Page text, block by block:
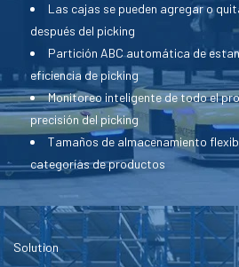
Las cajas se pueden agregar o
después del picking
Partición ABC automática de
eficiencia de picking
Monitoreo inteligente de todo el
precisión del picking
Tamaños de almacenamiento
categorías de productos
Solution